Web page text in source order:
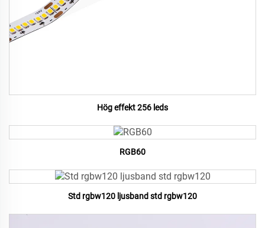
Hög effekt 256 leds
RGB60
Std rgbw120 ljusband std rgbw120